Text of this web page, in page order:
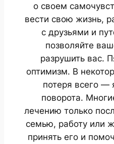
о своем
вести свою жизнь,
с друзьями и
позволяйте
разрушить вас.
оптимизм. В
потеря всего —
поворота.
лечению только
семью, работу или
принять его и